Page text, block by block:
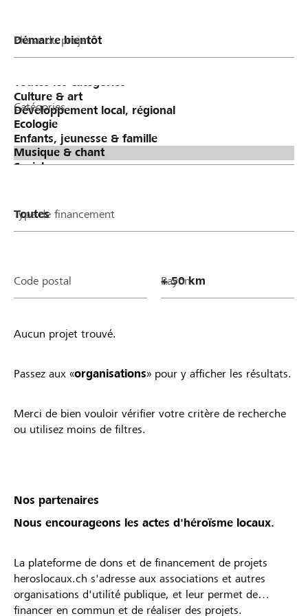
Phase du projet
Catégories
Type de financement
Code postal Rayon
Aucun projet trouvé.
Passez aux «organisations» pour y afficher les résultats.
Merci de bien vouloir vérifier votre critère de recherche
ou utilisez moins de filtres.
Nos partenaires
Nous encourageons les actes d'héroïsme locaux.
La plateforme de dons et de financement de projets
heroslocaux.ch s'adresse aux associations et autres
organisations d'utilité publique, et leur permet de
financer en commun et de réaliser des projets.